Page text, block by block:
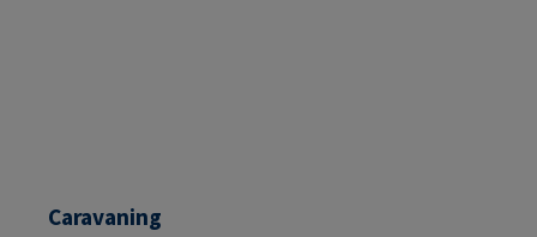
Caravaning